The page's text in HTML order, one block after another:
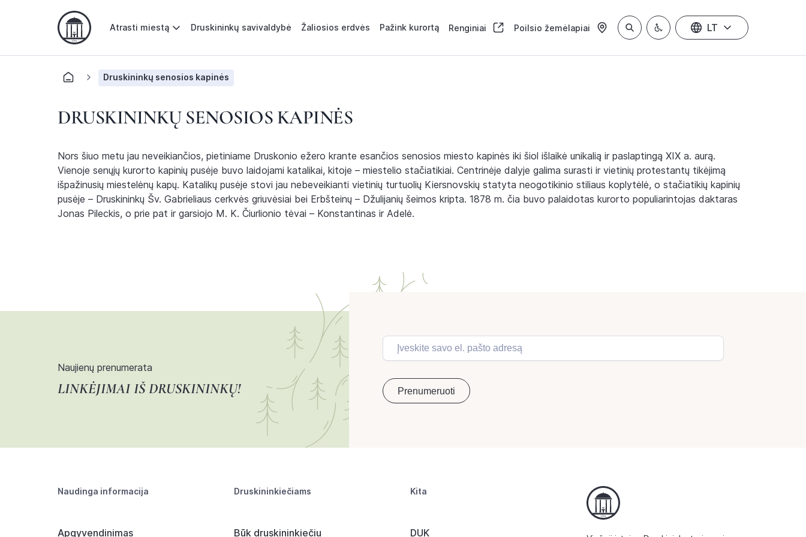
Atrasti miestą Druskininkų savivaldybė Žaliosios erdvės Pažink kurortą Renginiai Poilsio žemėlapiai LT
Druskininkų senosios kapinės
DRUSKININKŲ SENOSIOS KAPINĖS
Nors šiuo metu jau neveikiančios, pietiniame Druskonio ežero krante esančios senosios miesto kapinės iki šiol išlaikė unikalią ir paslaptingą XIX a. aurą.
Vienoje senųjų kurorto kapinių pusėje buvo laidojami katalikai, kitoje – miestelio stačiatikiai. Centrinėje dalyje galima surasti ir vietinių protestantų tikėjimą
išpažinusių miestelėnų kapų. Katalikų pusėje stovi jau nebeveikianti vietinių turtuolių Kiersnovskių statyta neogotikinio stiliaus koplytėlė, o stačiatikių kapinių
pusėje – Druskininkų Šv. Gabrieliaus cerkvės griuvėsiai bei Erbšteinų – Džulijanių šeimos kripta. 1878 m. čia buvo palaidotas kurorto populiarintojas daktaras
Jonas Pileckis, o prie pat ir garsiojo M. K. Čiurlionio tėvai – Konstantinas ir Adelė.
Naujienų prenumerata
LINKĖJIMAI IŠ DRUSKININKŲ!
Naudinga informacija
Apgyvendinimas
Druskininkiečiams
Būk druskininkiečiu
Kita
DUK